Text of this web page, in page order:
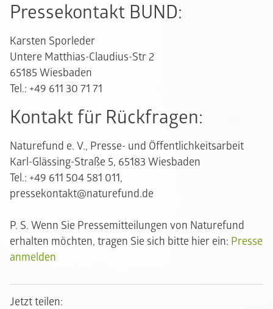
Pressekontakt BUND:
Karsten Sporleder
Untere Matthias-Claudius-Str 2
65185 Wiesbaden
Tel.: +49 611 30 71 71
Kontakt für Rückfragen:
Naturefund e. V., Presse- und Öffentlichkeitsarbeit
Karl-Glässing-Straße 5, 65183 Wiesbaden
Tel.: +49 611 504 581 011,
pressekontakt@naturefund.de
P. S. Wenn Sie Pressemitteilungen von Naturefund
erhalten möchten, tragen Sie sich bitte hier ein: Presse
anmelden
Jetzt teilen: